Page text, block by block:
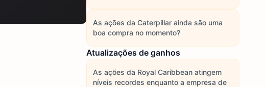
As ações da Caterpillar ainda são uma
boa compra no momento?
Atualizações de ganhos
As ações da Royal Caribbean atingem
níveis recordes enquanto a empresa de